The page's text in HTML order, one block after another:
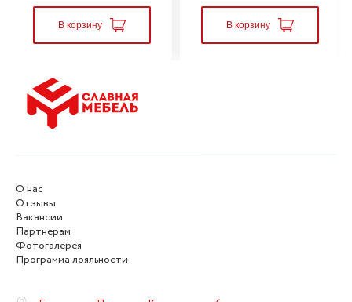
В корзину В корзину
О нас
Отзывы
Вакансии
Партнерам
Фотогалерея
Программа лояльности